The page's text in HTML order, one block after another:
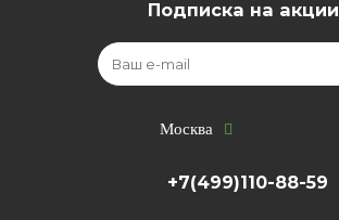
Подписка на акции
Москва
+7(499)110-88-59